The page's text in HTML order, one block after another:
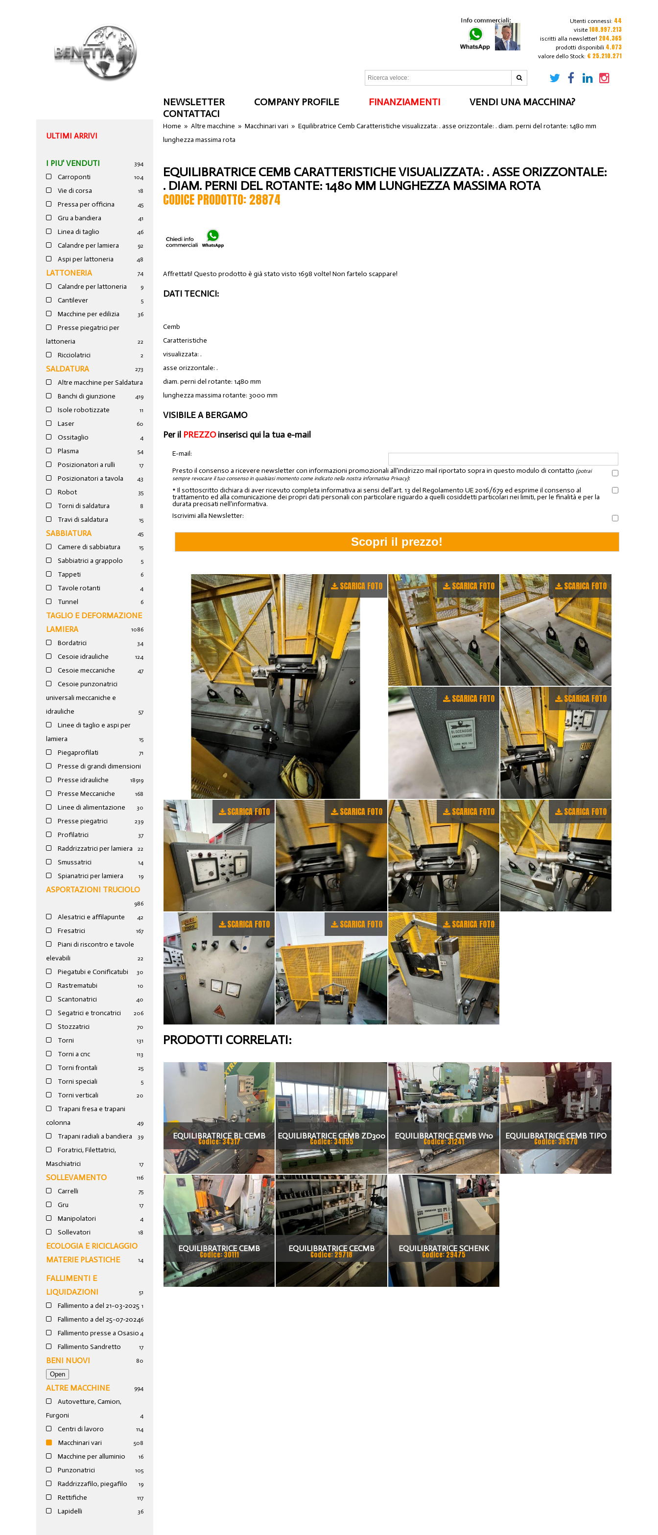
Utenti connessi: 44
visite 108.997.213
iscritti alla newsletter! 204.365
prodotti disponibili 4.073
valore dello Stock: € 25.210.271
NEWSLETTER COMPANY PROFILE FINANZIAMENTI
VENDI UNA MACCHINA?
CONTATTACI
ULTIMI ARRIVI
I PIU' VENDUTI 394
Carroponti 104
Vie di corsa 18
Pressa per officina 45
Gru a bandiera 41
Linea di taglio 46
Calandre per lamiera 92
Aspi per lattoneria 48
LATTONERIA 74
Calandre per lattoneria 9
Cantilever 5
Macchine per edilizia 36
Presse piegatrici per
lattoneria
22
Ricciolatrici 2
SALDATURA 273
Altre macchine per Saldatura
19
Banchi di giunzione 4
Isole robotizzate 11
Laser 60
Ossitaglio 4
Plasma 54
Posizionatori a rulli 17
Posizionatori a tavola 43
Robot 35
Torni di saldatura 8
Travi di saldatura 15
SABBIATURA 45
Camere di sabbiatura 15
Sabbiatrici a grappolo 5
Tappeti 6
Tavole rotanti 4
Tunnel 6
TAGLIO E DEFORMAZIONE
LAMIERA
1086
Bordatrici 34
Cesoie idrauliche 124
Cesoie meccaniche 47
Cesoie punzonatrici
universali meccaniche e
idrauliche
57
Linee di taglio e aspi per
lamiera
15
Piegaprofilati 71
Presse di grandi dimensioni
19
Presse idrauliche 189
Presse Meccaniche 168
Linee di alimentazione 30
Presse piegatrici 239
Profilatrici 37
Raddrizzatrici per lamiera 22
Smussatrici 14
Spianatrici per lamiera 19
ASPORTAZIONI TRUCIOLO
986
Alesatrici e affilapunte 42
Fresatrici 167
Piani di riscontro e tavole
elevabili
22
Piegatubi e Conificatubi 30
Rastrematubi 10
Scantonatrici 40
Segatrici e troncatrici 206
Stozzatrici 70
Torni 131
Torni a cnc 113
Torni frontali 25
Torni speciali 5
Torni verticali 20
Trapani fresa e trapani
colonna
49
Trapani radiali a bandiera 39
Foratrici, Filettatrici,
Maschiatrici
17
SOLLEVAMENTO 116
Carrelli 75
Gru 17
Manipolatori 4
Sollevatori 18
ECOLOGIA E RICICLAGGIO
MATERIE PLASTICHE
14
FALLIMENTI E
LIQUIDAZIONI
51
Fallimento a del 21-03-2025 1
Fallimento a del 25-07-20246
Fallimento presse a Osasio 4
Fallimento Sandretto 17
BENI NUOVI 80
ALTRE MACCHINE 994
Autovetture, Camion,
Furgoni
4
Centri di lavoro 114
Macchinari vari 508
Macchine per alluminio 16
Punzonatrici 105
Raddrizzafilo, piegafilo 19
Rettifiche 117
Lapidelli 36
Home »Altre macchine »Macchinari vari »Equilibratrice Cemb Caratteristiche visualizzata: . asse orizzontale: . diam. perni del rotante: 1480 mm
lunghezza massima rota
EQUILIBRATRICE CEMB CARATTERISTICHE VISUALIZZATA: . ASSE ORIZZONTALE:
. DIAM. PERNI DEL ROTANTE: 1480 MM LUNGHEZZA MASSIMA ROTA
CODICE PRODOTTO: 28874
Affrettati! Questo prodotto è già stato visto 1698 volte! Non fartelo scappare!
DATI TECNICI:
Cemb
Caratteristiche
visualizzata: .
asse orizzontale: .
diam. perni del rotante: 1480 mm
lunghezza massima rotante: 3000 mm
VISIBILE A BERGAMO
Per il PREZZOinserisci qui la tua e-mail
E-mail:
Presto il consenso a ricevere newsletter con informazioni promozionali all'indirizzo mail riportato sopra in questo modulo di contatto (potrai
sempre revocare il tuo consenso in qualsiasi momento come indicato nella nostra informativa Privacy):
* Il sottoscritto dichiara di aver ricevuto completa informativa ai sensi dell'art. 13 del Regolamento UE 2016/679 ed esprime il consenso al
trattamento ed alla comunicazione dei propri dati personali con particolare riguardo a quelli cosiddetti particolari nei limiti, per le finalità e per la
durata precisati nell'informativa.
Iscrivimi alla Newsletter:
SCARICA FOTO SCARICA FOTO SCARICA FOTO
SCARICA FOTO SCARICA FOTO
SCARICA FOTO SCARICA FOTO SCARICA FOTO SCARICA FOTO
SCARICA FOTO SCARICA FOTO SCARICA FOTO
PRODOTTI CORRELATI:
EQUILIBRATRICE BL CEMB
W20/N
Codice: 34317
EQUILIBRATRICE CEMB ZD300
Codice: 34055
EQUILIBRATRICE CEMB W10
Codice: 31241
EQUILIBRATRICE CEMB TIPO
W50/P MAT18217
Codice: 30570
EQUILIBRATRICE CEMB
LUNGHEZZA 7000MM
Codice: 30111
EQUILIBRATRICE CECMB
6000MM A CNC
Codice: 29718
EQUILIBRATRICE SCHENK
Codice: 29475